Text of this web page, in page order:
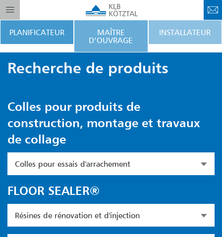
PLANIFICATEUR
MAÎTRE
D’OUVRAGE
INSTALLATEUR
Recherche de produits
Colles pour produits de
construction, montage et travaux
de collage
Colles pour essais d'arrachement
FLOOR SEALER®
Résines de rénovation et d'injection